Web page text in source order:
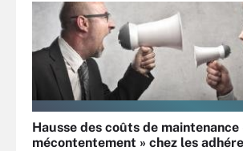
Hausse des coûts de maintenance
mécontentement » chez les